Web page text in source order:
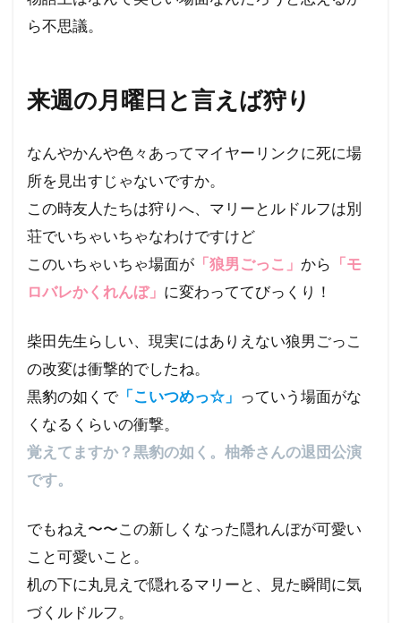
ら不思議。
来週の月曜日と言えば狩り
なんやかんや色々あってマイヤーリンクに死に場
所を見出すじゃないですか。
この時友人たちは狩りへ、マリーとルドルフは別
荘でいちゃいちゃなわけですけど
このいちゃいちゃ場面が 「狼男ごっこ」 から 「モ
ロバレかくれんぼ」 に変わっててびっくり！
柴田先生らしい、現実にはありえない狼男ごっこ
の改変は衝撃的でしたね。
黒豹の如くで 「こいつめっ☆」 っていう場面がな
くなるくらいの衝撃。
覚えてますか？黒豹の如く。柚希さんの退団公演
です。
でもねえ〜〜この新しくなった隠れんぼが可愛い
こと可愛いこと。
机の下に丸見えで隠れるマリーと、見た瞬間に気
づくルドルフ。